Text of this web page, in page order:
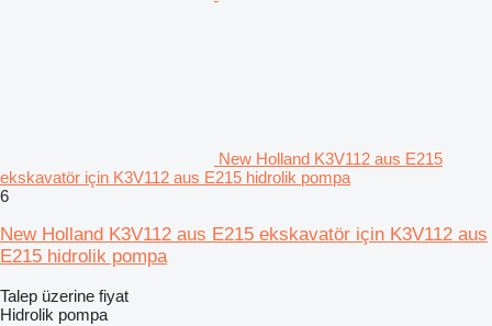
New Holland K3V112 aus E215
ekskavatör için K3V112 aus E215 hidrolik pompa
6
New Holland K3V112 aus E215 ekskavatör için K3V112 aus
E215 hidrolik pompa
Talep üzerine fiyat
Hidrolik pompa